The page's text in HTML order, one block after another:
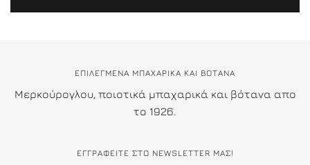
ΕΠΙΛΕΓΜΕΝΑ ΜΠΑΧΑΡΙΚΑ ΚΑΙ ΒΟΤΑΝΑ
Μερκούρογλου, ποιοτικά μπαχαρικά και βότανα απο
το 1926.
ΕΓΓΡΑΦΕΊΤΕ ΣΤΟ NEWSLETTER ΜΑΣ!